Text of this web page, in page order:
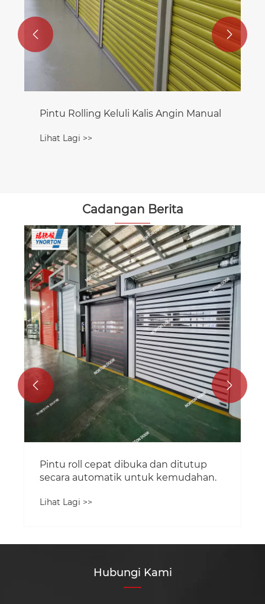
Pintu Rolling Keluli Kalis Angin Manual
Lihat Lagi >>
 
Cadangan Berita
Pintu roll cepat dibuka dan ditutup
secara automatik untuk kemudahan.
Lihat Lagi >>
 
Hubungi Kami